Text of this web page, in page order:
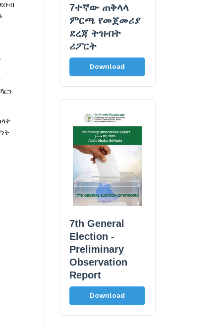
7ተኛው ጠቅላላ
ምርጫ የመጀመሪያ
ደረጃ ትዝብት
ሪፖርት
Download
7th General
Election -
Preliminary
Observation
Report
Download